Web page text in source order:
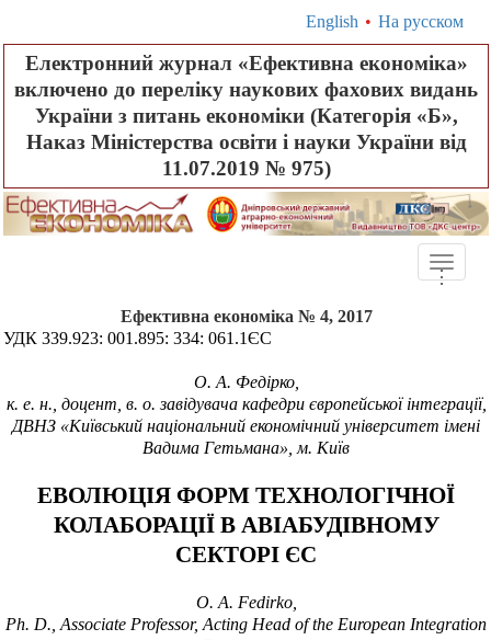
English • На русском
Електронний журнал «Ефективна економіка»
включено до переліку наукових фахових видань
України з питань економіки (Категорія «Б»,
Наказ Міністерства освіти і науки України від
11.07.2019 № 975)
Toggle
...
Ефективна економіка № 4, 2017
УДК 339.923: 001.895: 334: 061.1ЄС
О. А. Федірко,
к. е. н., доцент, в. о. завідувача кафедри європейської інтеграції,
ДВНЗ «Київський національний економічний університет імені
Вадима Гетьмана», м. Київ
ЕВОЛЮЦІЯ ФОРМ ТЕХНОЛОГІЧНОЇ
КОЛАБОРАЦІЇ В АВІАБУДІВНОМУ
СЕКТОРІ ЄС
O. A. Fedirko,
Ph. D., Associate Professor, Acting Head of the European Integration